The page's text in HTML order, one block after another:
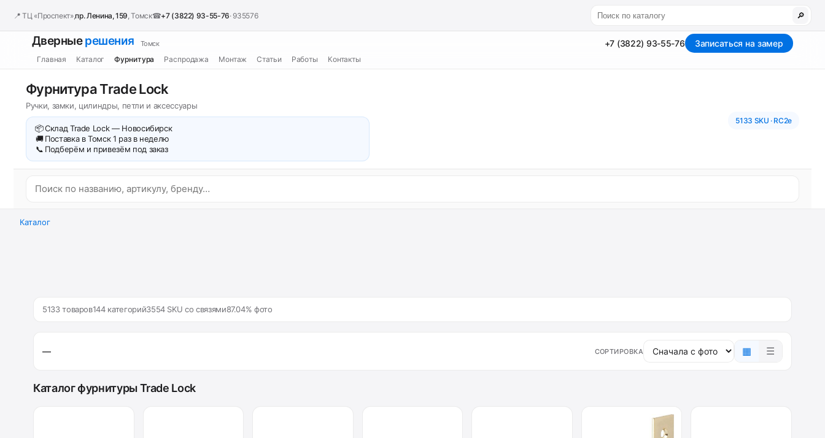
📍 ТЦ «Проспект»,пр. Ленина, 159 , Томск☎+7 (3822) 93-55-76· 935576 🔎
Дверныерешения Томск
Главная Каталог Фурнитура Распродажа Монтаж Статьи Работы Контакты
+7 (3822) 93-55-76 Записаться на замер
Фурнитура Trade Lock
Ручки, замки, цилиндры, петли и аксессуары
📦Склад Trade Lock — Новосибирск
🚚 Поставка в Томск 1 раз в неделю
📞 Подберём и привезём под заказ
5133 SKU · RC2e
Каталог
5133 товаров144 категорий3554 SKU со связями87.04% фото
— СОРТИРОВКА ▦ ☰
Каталог фурнитуры Trade Lock